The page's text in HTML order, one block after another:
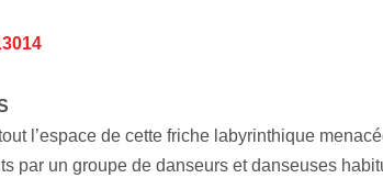
l’espace de cette friche labyrinthique
par un groupe de danseurs et danseuses